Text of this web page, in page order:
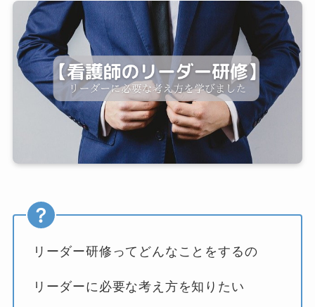
リーダー研修ってどんなことをするの
リーダーに必要な考え方を知りたい